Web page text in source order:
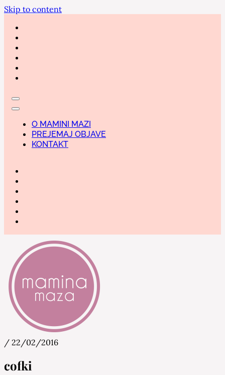
Skip to content
O MAMINI MAZI
PREJEMAJ OBJAVE
KONTAKT
Mamina Maza
/ 22/02/2016
cofki